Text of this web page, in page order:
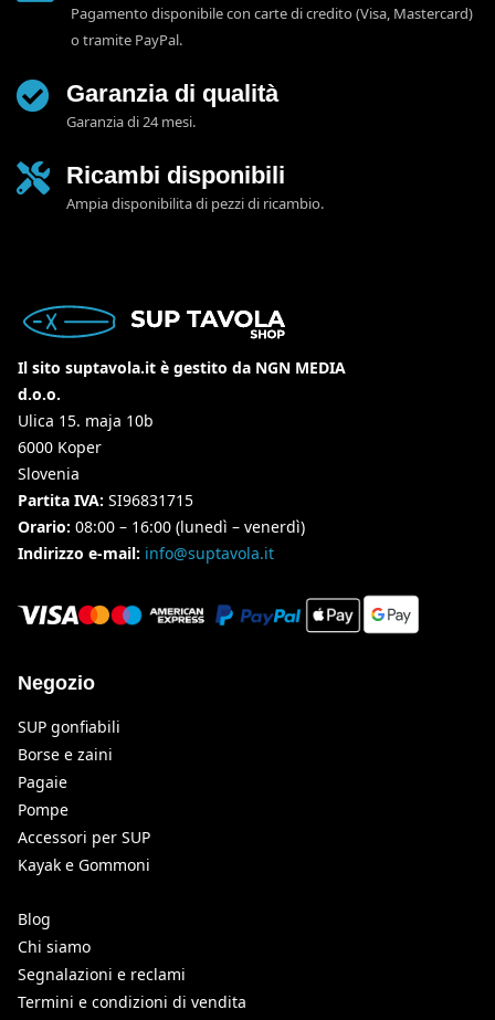
Pagamento disponibile con carte di credito (Visa, Mastercard)
o tramite PayPal.
Garanzia di qualità
Garanzia di 24 mesi.
Ricambi disponibili
Ampia disponibilita di pezzi di ricambio.
Il sito suptavola.it è gestito da NGN MEDIA
d.o.o.
Ulica 15. maja 10b
6000 Koper
Slovenia
Partita IVA: SI96831715
Orario: 08:00 – 16:00 (lunedì – venerdì)
Indirizzo e-mail: info@suptavola.it
Negozio
SUP gonfiabili
Borse e zaini
Pagaie
Pompe
Accessori per SUP
Kayak e Gommoni
Blog
Chi siamo
Segnalazioni e reclami
Termini e condizioni di vendita